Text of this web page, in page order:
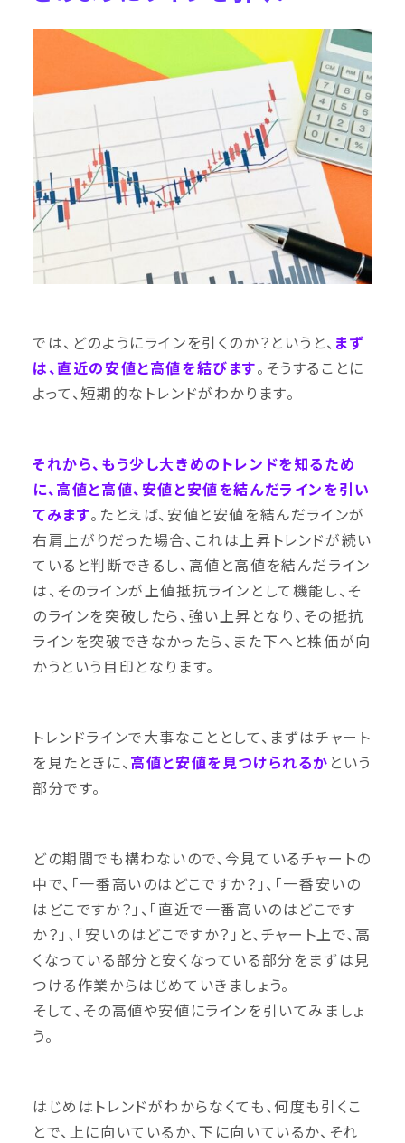
では、どのようにラインを引くのか？というと、 まず
は、直近の安値と高値を結びます。そうすることに
よって、短期的なトレンドがわかります。
それから、もう少し大きめのトレンドを知るため
に、高値と高値、安値と安値を結んだラインを引い
てみます。たとえば、安値と安値を結んだラインが
右肩上がりだった場合、これは上昇トレンドが続い
ていると判断できるし、高値と高値を結んだライン
は、そのラインが上値抵抗ラインとして機能し、そ
のラインを突破したら、強い上昇となり、その抵抗
ラインを突破できなかったら、また下へと株価が向
かうという目印となります。
トレンドラインで大事なこととして、まずはチャート
を見たときに、 高値と安値を見つけられるか という
部分です。
どの期間でも構わないので、今見ているチャートの
中で、「一番高いのはどこですか？」、「一番安いの
はどこですか？」、「直近で一番高いのはどこです
か？」、「安いのはどこですか？」と、チャート上で、高
くなっている部分と安くなっている部分をまずは見
つける作業からはじめていきましょう。
そして、その高値や安値にラインを引いてみましょ
う。
はじめはトレンドがわからなくても、何度も引くこ
とで、上に向いているか、下に向いているか、それ